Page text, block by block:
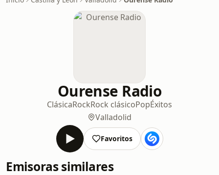
Ourense Radio
ClásicaRockRock clásicoPopÉxitos
Valladolid
Favoritos
Emisoras similares